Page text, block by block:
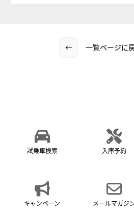
← 一覧ページに
試乗車検索 入庫予約
キャンペーン メールマガジ